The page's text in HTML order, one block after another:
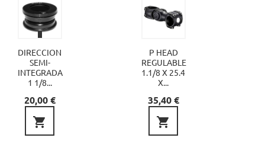
DIRECCION
SEMI-
INTEGRADA
1 1/8...
Precio
20,00 €

P HEAD
REGULABLE
1.1/8 X 25.4
X...
Precio
35,40 €
